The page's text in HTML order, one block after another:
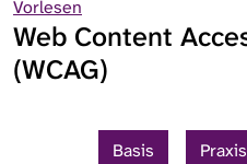
Vorlesen
Web Content
(WCAG)
Basis Praxis